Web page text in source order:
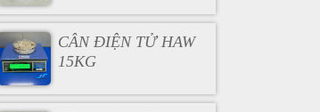
CÂN ĐIỆN TỬ HAW
15KG